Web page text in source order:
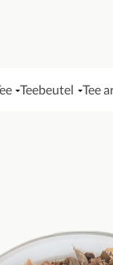
Teebeutel Tee